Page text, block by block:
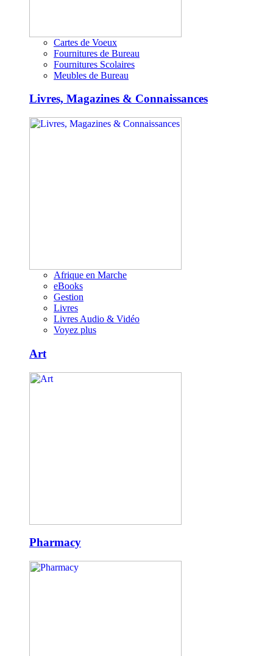
Cartes de Voeux
Fournitures de Bureau
Fournitures Scolaires
Meubles de Bureau
Livres, Magazines & Connaissances
Afrique en Marche
eBooks
Gestion
Livres
Livres Audio & Vidéo
Voyez plus
Art
Pharmacy